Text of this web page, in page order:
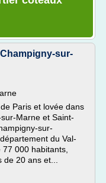
sur-
Paris et lovée dans
Marne et Saint-
sur-
du Val-
000 habitants,
20 ans et...